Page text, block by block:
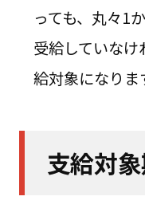
っても、丸々1
受給していな
給対象になりま
支給対